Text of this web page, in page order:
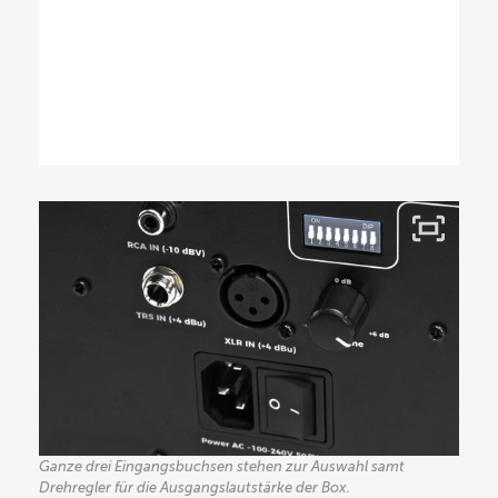
Ganze drei Eingangsbuchsen stehen zur Auswahl samt
Drehregler für die Ausgangslautstärke der Box.